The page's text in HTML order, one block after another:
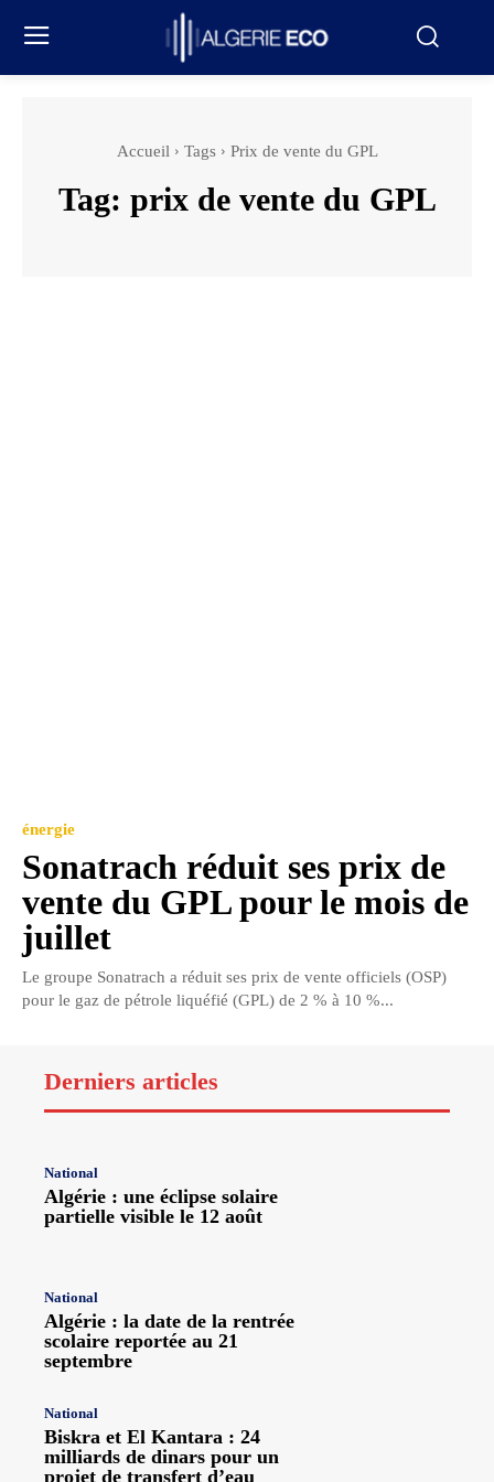
Accueil Tags Prix de vente du GPL
Tag: prix de vente du GPL
énergie
Sonatrach réduit ses prix de
vente du GPL pour le mois de
juillet
Le groupe Sonatrach a réduit ses prix de vente officiels (OSP)
pour le gaz de pétrole liquéfié (GPL) de 2 % à 10 %...
Derniers articles
National
Algérie : une éclipse solaire
partielle visible le 12 août
National
Algérie : la date de la rentrée
scolaire reportée au 21
septembre
National
Biskra et El Kantara : 24
milliards de dinars pour un
projet de transfert d’eau